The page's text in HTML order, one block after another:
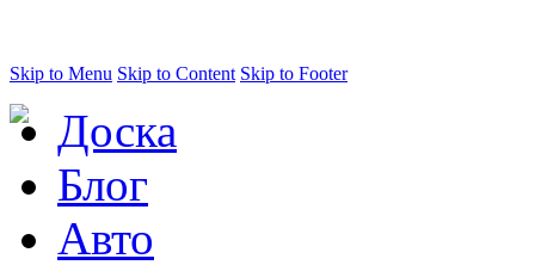
Skip to Menu Skip to Content Skip to Footer
Доска
Блог
Авто